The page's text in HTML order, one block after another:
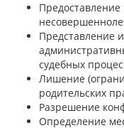
Представление
судебных
Лишение
родительских
Разрешение
Определение